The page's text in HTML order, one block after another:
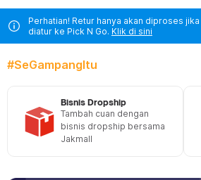
Perhatian! Retur hanya akan diproses
diatur ke Pick N Go. Klik di sini
#SeGampangItu
Bisnis Dropship
Tambah cuan dengan
bisnis dropship bersama
Jakmall